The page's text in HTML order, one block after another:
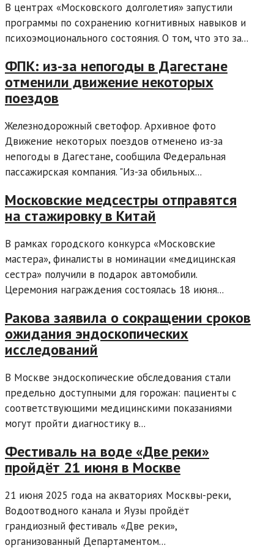
В центрах «Московского долголетия» запустили
программы по сохранению когнитивных навыков и
психоэмоционального состояния. О том, что это за...
ФПК: из-за непогоды в Дагестане
отменили движение некоторых
поездов
Железнодорожный светофор. Архивное фото
Движение некоторых поездов отменено из-за
непогоды в Дагестане, сообщила Федеральная
пассажирская компания. "Из-за обильных...
Московские медсестры отправятся
на стажировку в Китай
В рамках городского конкурса «Московские
мастера», финалисты в номинации «медицинская
сестра» получили в подарок автомобили.
Церемония награждения состоялась 18 июня...
Ракова заявила о сокращении сроков
ожидания эндоскопических
исследований
В Москве эндоскопические обследования стали
предельно доступными для горожан: пациенты с
соответствующими медицинскими показаниями
могут пройти диагностику в...
Фестиваль на воде «Две реки»
пройдёт 21 июня в Москве
21 июня 2025 года на акваториях Москвы-реки,
Водоотводного канала и Яузы пройдёт
грандиозный фестиваль «Две реки»,
организованный Департаментом...